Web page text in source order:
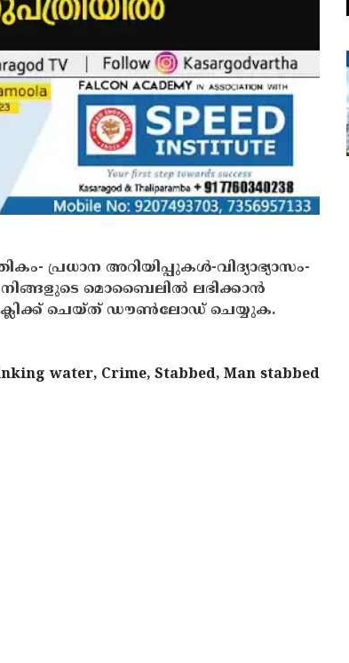
പ്രധാന അറിയിപ്പുകൾ-വിദ്യാഭ്യാസം-
മൊബൈലിൽ ലഭിക്കാൻ
ചെയ്ത് ഡൗൺലോഡ് ചെയ്യുക.
water, Crime, Stabbed, Man stabbed